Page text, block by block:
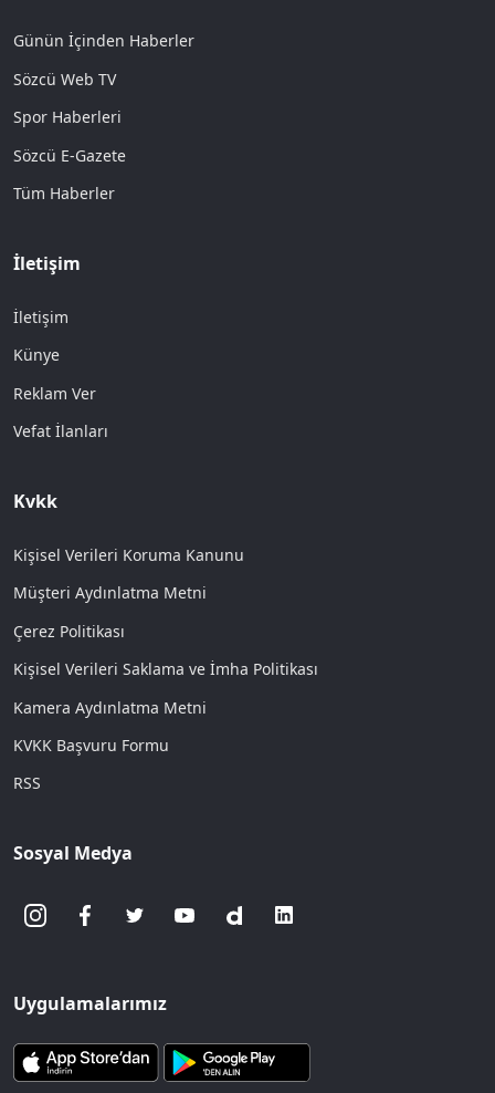
Günün İçinden Haberler
Sözcü Web TV
Spor Haberleri
Sözcü E-Gazete
Tüm Haberler
İletişim
İletişim
Künye
Reklam Ver
Vefat İlanları
Kvkk
Kişisel Verileri Koruma Kanunu
Müşteri Aydınlatma Metni
Çerez Politikası
Kişisel Verileri Saklama ve İmha Politikası
Kamera Aydınlatma Metni
KVKK Başvuru Formu
RSS
Sosyal Medya
Uygulamalarımız